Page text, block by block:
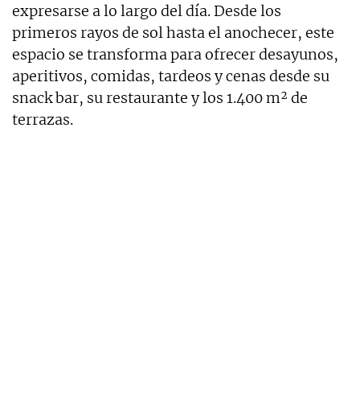
expresarse a lo largo del día. Desde los
primeros rayos de sol hasta el anochecer, este
espacio se transforma para ofrecer desayunos,
aperitivos, comidas, tardeos y cenas desde su
snack bar, su restaurante y los 1.400 m² de
terrazas.